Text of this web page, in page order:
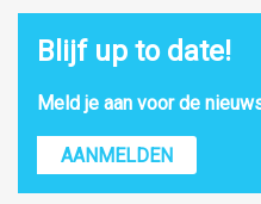
Blijf up to date!
Meld je aan voor de
AANMELDEN